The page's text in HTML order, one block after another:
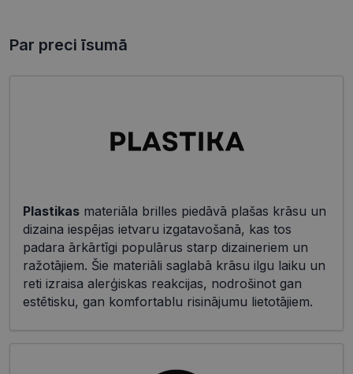
Par preci īsumā
Plastikas materiāla brilles piedāvā plašas krāsu un
dizaina iespējas ietvaru izgatavošanā, kas tos
padara ārkārtīgi populārus starp dizaineriem un
ražotājiem. Šie materiāli saglabā krāsu ilgu laiku un
reti izraisa alerģiskas reakcijas, nodrošinot gan
estētisku, gan komfortablu risinājumu lietotājiem.